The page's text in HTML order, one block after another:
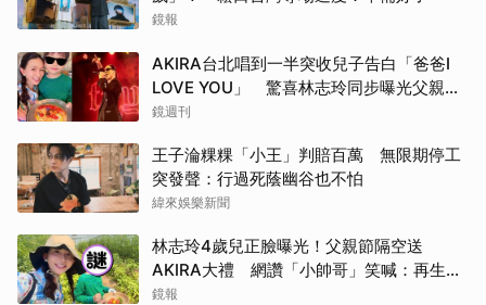
鏡報
AKIRA台北唱到一半突收兒子告白「爸爸I
LOVE YOU」 驚喜林志玲同步曝光父親節
「披薩蛋糕」
鏡週刊
王子淪粿粿「小王」判賠百萬 無限期停工
突發聲：行過死蔭幽谷也不怕
緯來娛樂新聞
林志玲4歲兒正臉曝光！父親節隔空送
AKIRA大禮 網讚「小帥哥」笑喊：再生一
個
鏡報